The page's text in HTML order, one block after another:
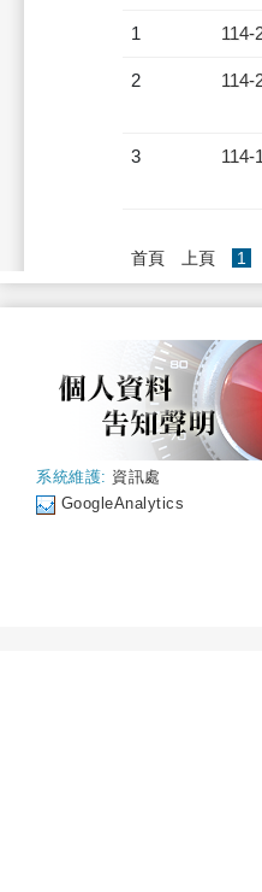
1 114-
2 114-
3 114-1
首頁 上頁 1
系統維護: 資訊處
GoogleAnalytics